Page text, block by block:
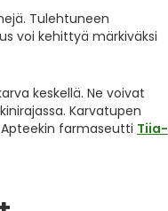
Tulehtuneen
voi kehittyä märkiväksi
keskellä. Ne voivat
Karvatupen
farmaseutti Tiia-